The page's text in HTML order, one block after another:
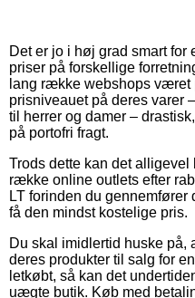
Det er jo i høj grad smart for
priser på forskellige
lang række webshops været
prisniveauet på deres varer
til herrer og damer –
på portofri fragt.
Trods dette kan det
række online outlets efter
LT forinden du
få den mindst kostelige pris.
Du skal imidlertid huske
deres produkter til salg for
letkøbt, så kan det
uægte butik. Køb med